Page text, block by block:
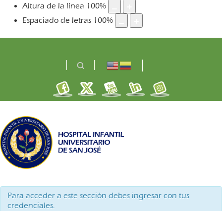
Altura de la línea 100%
Espaciado de letras 100%
Para acceder a este sección debes ingresar con tus
credenciales.